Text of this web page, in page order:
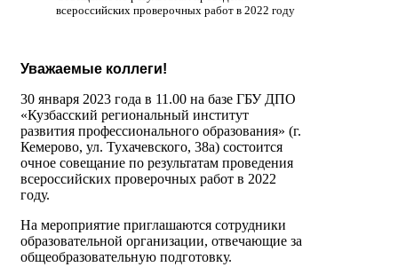
всероссийских проверочных работ в 2022 году
Уважаемые коллеги!
30 января 2023 года в 11.00 на базе ГБУ ДПО
«Кузбасский региональный институт
развития профессионального образования» (г.
Кемерово, ул. Тухачевского, 38а) состоится
очное совещание по результатам проведения
всероссийских проверочных работ в 2022
году.
На мероприятие приглашаются сотрудники
образовательной организации, отвечающие за
общеобразовательную подготовку.